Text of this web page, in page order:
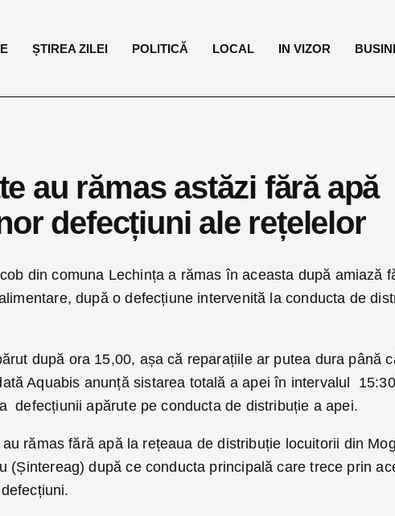
ȘTIREA ZILEI POLITICĂ LOCAL IN VIZOR
au rămas astăzi fără apă
defecțiuni ale rețelelor
din comuna Lechința a rămas în aceasta după amiază
după o defecțiune intervenită la conducta de
după ora 15,00, așa că reparațiile ar putea dura până
Aquabis anunță sistarea totală a apei în intervalul
defecțiunii apărute pe conducta de distribuție a apei.
rămas fără apă la rețeaua de distribuție locuitorii din
(Șintereag) după ce conducta principală care trece prin